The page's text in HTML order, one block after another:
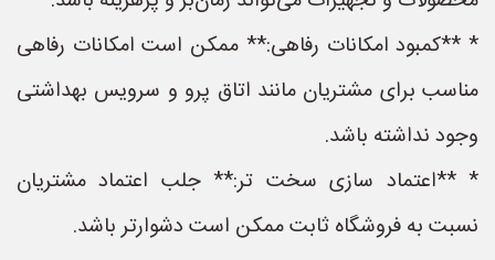
* **کمبود امکانات رفاهی:** ممکن است امکانات رفاهی
مناسب برای مشتریان مانند اتاق پرو و سرویس بهداشتی
وجود نداشته باشد.
* **اعتماد سازی سخت تر:** جلب اعتماد مشتریان
نسبت به فروشگاه ثابت ممکن است دشوارتر باشد.